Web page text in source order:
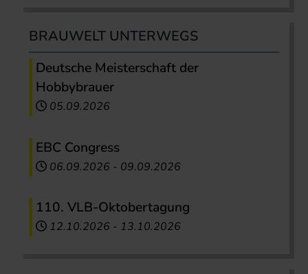
BRAUWELT UNTERWEGS
Deutsche Meisterschaft der
Hobbybrauer
05.09.2026
EBC Congress
06.09.2026 - 09.09.2026
110. VLB-Oktobertagung
12.10.2026 - 13.10.2026